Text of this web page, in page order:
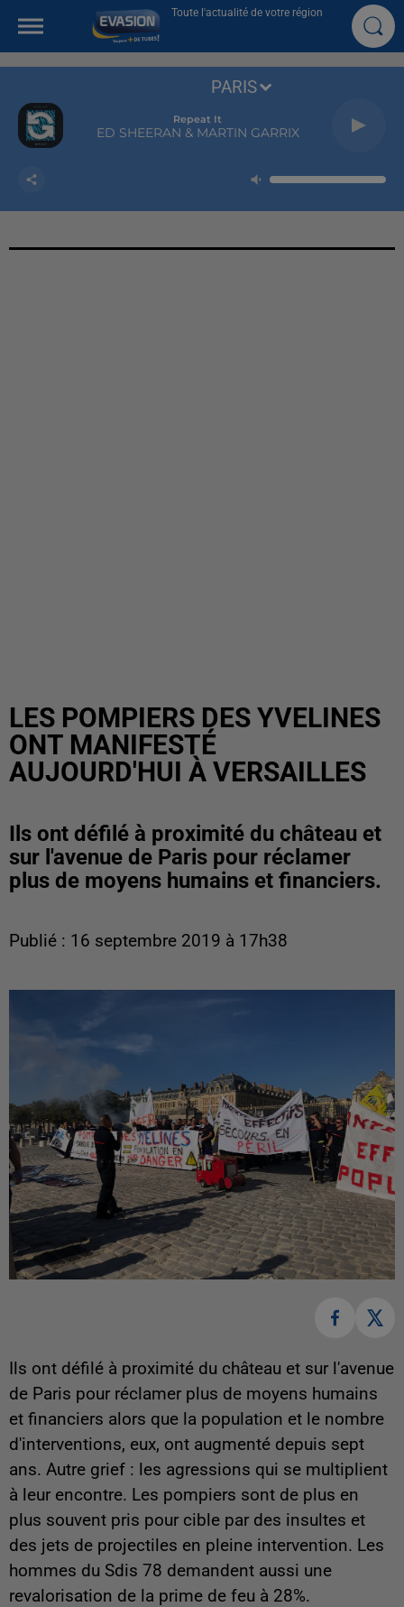
Toute l'actualité de votre région
Repeat It
ED SHEERAN & MARTIN GARRIX
PARIS
LES POMPIERS DES YVELINES
ONT MANIFESTÉ
AUJOURD'HUI À VERSAILLES
Ils ont défilé à proximité du château et
sur l'avenue de Paris pour réclamer
plus de moyens humains et financiers.
Publié : 16 septembre 2019 à 17h38
Ils ont défilé à proximité du château et sur l'avenue
de Paris pour réclamer plus de moyens humains
et financiers alors que la population et le nombre
d'interventions, eux, ont augmenté depuis sept
ans. Autre grief : les agressions qui se multiplient
à leur encontre. Les pompiers sont de plus en
plus souvent pris pour cible par des insultes et
des jets de projectiles en pleine intervention. Les
hommes du Sdis 78 demandent aussi une
revalorisation de la prime de feu à 28%.